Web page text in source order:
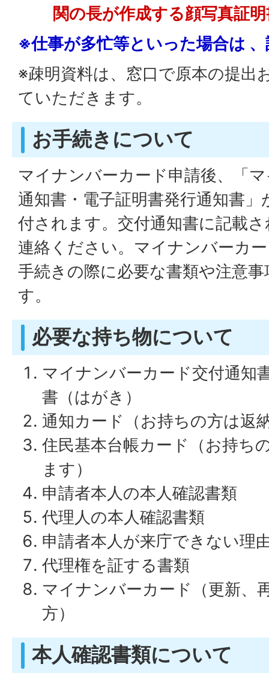
関の長が作成する顔写真証
※仕事が多忙等といった場合は
※疎明資料は、窓口で原本の提出
ていただきます。
お手続きについて
マイナンバーカード申請後、「
通知書・電子証明書発行通知書
付されます。交付通知書に記載
連絡ください。マイナンバーカ
手続きの際に必要な書類や注意
す。
必要な持ち物について
マイナンバーカード交付通知
書（はがき）
通知カード（お持ちの方は返
住民基本台帳カード（お持ち
ます）
申請者本人の本人確認書類
代理人の本人確認書類
申請者本人が来庁できない理
代理権を証する書類
マイナンバーカード（更新、
方）
本人確認書類について